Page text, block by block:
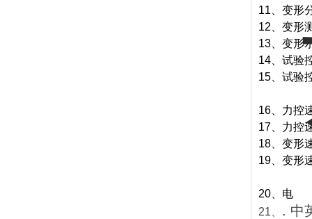
11、变形
12、变形
13、变形
14、试验
15、试验
16、 力控
17、力控
18、 变形
19、 变形
20、 电
21、 . 中